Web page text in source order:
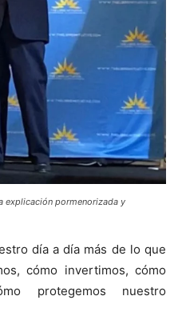
explicación pormenorizada y
día a día más de lo que
cómo invertimos, cómo
protegemos nuestro